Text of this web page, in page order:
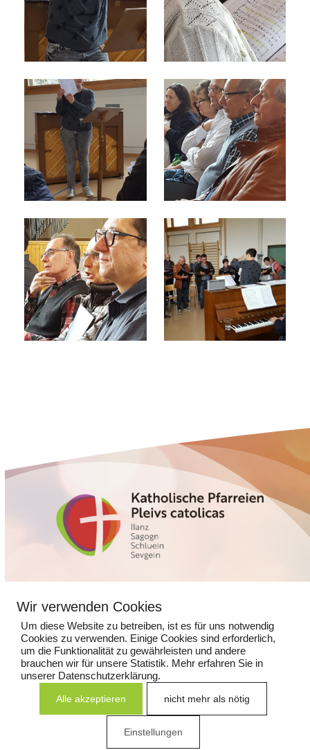
7130 Ilanz
081 925 14 13
kathpfarramtilanz@kns.ch
Datenschutz
Wir verwenden Cookies
Um diese Website zu betreiben, ist es für uns notwendig
Cookies zu verwenden. Einige Cookies sind erforderlich,
um die Funktionalität zu gewährleisten und andere
brauchen wir für unsere Statistik. Mehr erfahren Sie in
unserer Datenschutzerklärung.
Alle akzeptieren nicht mehr als nötig
Einstellungen